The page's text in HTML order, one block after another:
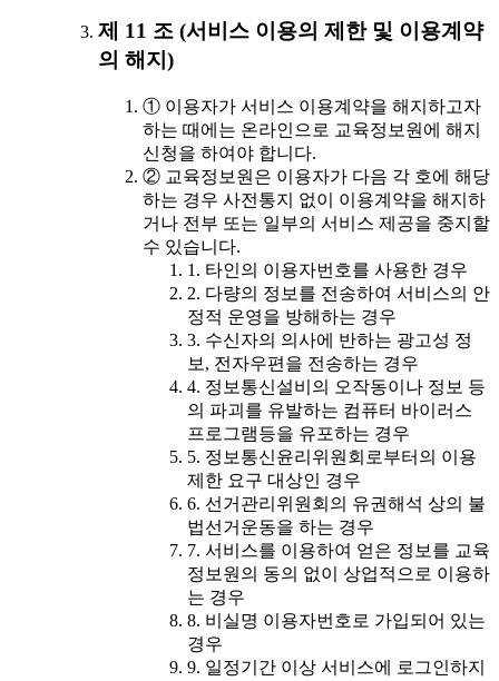
제 11 조 (서비스 이용의 제한 및 이용계약
의 해지)
① 이용자가 서비스 이용계약을 해지하고자
하는 때에는 온라인으로 교육정보원에 해지
신청을 하여야 합니다.
② 교육정보원은 이용자가 다음 각 호에 해당
하는 경우 사전통지 없이 이용계약을 해지하
거나 전부 또는 일부의 서비스 제공을 중지할
수 있습니다.
1. 타인의 이용자번호를 사용한 경우
2. 다량의 정보를 전송하여 서비스의 안
정적 운영을 방해하는 경우
3. 수신자의 의사에 반하는 광고성 정
보, 전자우편을 전송하는 경우
4. 정보통신설비의 오작동이나 정보 등
의 파괴를 유발하는 컴퓨터 바이러스
프로그램등을 유포하는 경우
5. 정보통신윤리위원회로부터의 이용
제한 요구 대상인 경우
6. 선거관리위원회의 유권해석 상의 불
법선거운동을 하는 경우
7. 서비스를 이용하여 얻은 정보를 교육
정보원의 동의 없이 상업적으로 이용하
는 경우
8. 비실명 이용자번호로 가입되어 있는
경우
9. 일정기간 이상 서비스에 로그인하지